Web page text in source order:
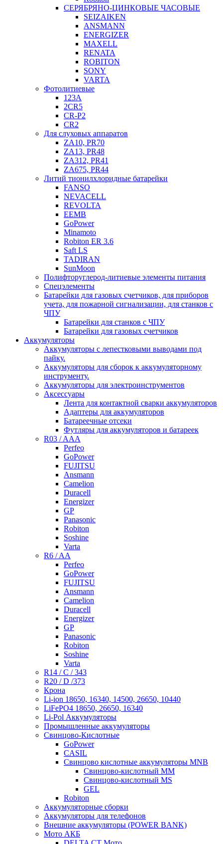
СЕРЯБРЯНО-ЦИНКОВЫЕ ЧАСОВЫЕ
SEIZAIKEN
ANSMANN
ENERGIZER
MAXELL
RENATA
ROBITON
SONY
VARTA
Фотолитиевые
123A
2CR5
CR-P2
CR2
Для слуховых аппаратов
ZA10, PR70
ZA13, PR48
ZA312, PR41
ZA675, PR44
Литий тионилхлоридные батарейки
FANSO
NEVACELL
REVOLTA
EEMB
GoPower
Minamoto
Robiton ER 3.6
Saft LS
TADIRAN
SunMoon
Полифторуглерод-литиевые элементы питания
Спецэлементы
Батарейки для газовых счетчиков, для приборов
учета, для пожарной сигнализации, для станков с
ЧПУ
Батарейки для станков с ЧПУ
Батарейки для газовых счетчиков
Аккумуляторы
Аккумуляторы с лепестковыми выводами под
пайку.
Аккумуляторы для сборок к аккумуляторному
инструменту.
Аккумуляторы для электроинструментов
Аксессуары
Лента для контактной сварки аккумуляторов
Адаптеры для аккумуляторов
Батареечные отсеки
Футляры для аккумуляторов и батареек
R03 / AAA
Perfeo
GoPower
FUJITSU
Ansmann
Camelion
Duracell
Energizer
GP
Panasonic
Robiton
Soshine
Varta
R6 / AA
Perfeo
GoPower
FUJITSU
Ansmann
Camelion
Duracell
Energizer
GP
Panasonic
Robiton
Soshine
Varta
R14 / C / 343
R20 / D /373
Крона
Li-ion 18650, 16340, 14500, 26650, 10440
LiFePO4 18650, 26650, 16340
Li-Pol Аккумуляторы
Промышленные аккумуляторы
Свинцово-Кислотные
GoPower
CASIL
Свинцово кислотные аккумуляторы MNB
Cвинцово-кислотный MM
Cвинцово-кислотный MS
GEL
Robiton
Аккумуляторные сборки
Аккумуляторы для телефонов
Внешние аккумуляторы (POWER BANK)
Мото АКБ